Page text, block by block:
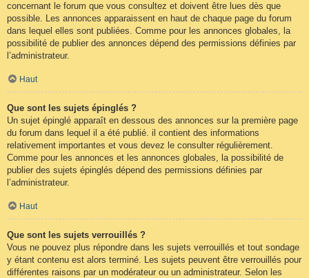
concernant le forum que vous consultez et doivent être lues dès que
possible. Les annonces apparaissent en haut de chaque page du forum
dans lequel elles sont publiées. Comme pour les annonces globales, la
possibilité de publier des annonces dépend des permissions définies par
l’administrateur.
Haut
Que sont les sujets épinglés ?
Un sujet épinglé apparaît en dessous des annonces sur la première page
du forum dans lequel il a été publié. il contient des informations
relativement importantes et vous devez le consulter régulièrement.
Comme pour les annonces et les annonces globales, la possibilité de
publier des sujets épinglés dépend des permissions définies par
l’administrateur.
Haut
Que sont les sujets verrouillés ?
Vous ne pouvez plus répondre dans les sujets verrouillés et tout sondage
y étant contenu est alors terminé. Les sujets peuvent être verrouillés pour
différentes raisons par un modérateur ou un administrateur. Selon les